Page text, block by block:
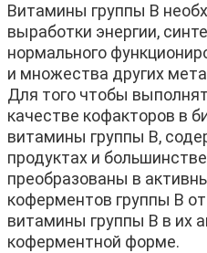
Витамины группы В
выработки энергии,
нормального
и множества других
Для того чтобы
качестве кофакторов в
витамины группы B,
продуктах и
преобразованы в
коферментов группы В
витамины группы В в их
коферментной форме.